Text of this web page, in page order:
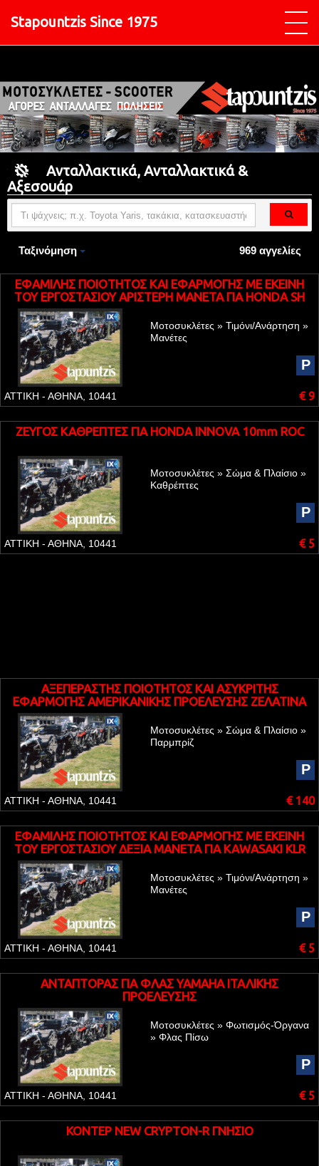
Stapountzis Since 1975
Ανταλλακτικά, Ανταλλακτικά &
Αξεσουάρ
Ταξινόμηση 969 αγγελίες
ΕΦΑΜΙΛΗΣ ΠΟΙΟΤΗΤΟΣ ΚΑΙ ΕΦΑΡΜΟΓΗΣ ME EKEINH
TOY ΕΡΓΟΣΤΑΣΙΟΥ ΑΡΙΣΤΕΡΗ ΜΑΝΕΤΑ ΓΙΑ HONDA SH
Μοτοσυκλέτες » Τιμόνι/Ανάρτηση »
Μανέτες
P
ΑΤΤΙΚΗ - ΑΘΗΝΑ, 10441 € 9
ΖΕΥΓΟΣ ΚΑΘΡΕΠΤΕΣ ΓΙΑ HONDA INNOVA 10mm ROC
Μοτοσυκλέτες » Σώμα & Πλαίσιο »
Καθρέπτες
P
ΑΤΤΙΚΗ - ΑΘΗΝΑ, 10441 € 5
ΑΞΕΠΕΡΑΣΤΗΣ ΠΟΙΟΤΗΤΟΣ ΚΑΙ ΑΣΥΚΡΙΤΗΣ
ΕΦΑΡΜΟΓΗΣ ΑΜΕΡΙΚΑΝΙΚΗΣ ΠΡΟΕΛΕΥΣΗΣ ΖΕΛΑΤΙΝΑ
ΤΗΣ ZERO GRAVITY ΓΙΑ SUZUKI GSXR 1000 K7-K8
Μοτοσυκλέτες » Σώμα & Πλαίσιο »
Παρμπρίζ
P
ΑΤΤΙΚΗ - ΑΘΗΝΑ, 10441 € 140
ΕΦΑΜΙΛΗΣ ΠΟΙΟΤΗΤΟΣ ΚΑΙ ΕΦΑΡΜΟΓΗΣ ME EKEINH
TOY ΕΡΓΟΣΤΑΣΙΟΥ ΔΕΞΙΑ ΜΑΝΕΤΑ ΓΙΑ KAWASAKI KLR
Μοτοσυκλέτες » Τιμόνι/Ανάρτηση »
Μανέτες
P
ΑΤΤΙΚΗ - ΑΘΗΝΑ, 10441 € 5
ΑΝΤΑΠΤΟΡΑΣ ΓΙΑ ΦΛΑΣ YAMAHA ΙΤΑΛΙΚΗΣ
ΠΡΟΕΛΕΥΣΗΣ
Μοτοσυκλέτες » Φωτισμός-Όργανα
» Φλας Πίσω
P
ΑΤΤΙΚΗ - ΑΘΗΝΑ, 10441 € 5
ΚΟΝΤΕΡ NEW CRYPTON-R ΓΝΗΣΙΟ